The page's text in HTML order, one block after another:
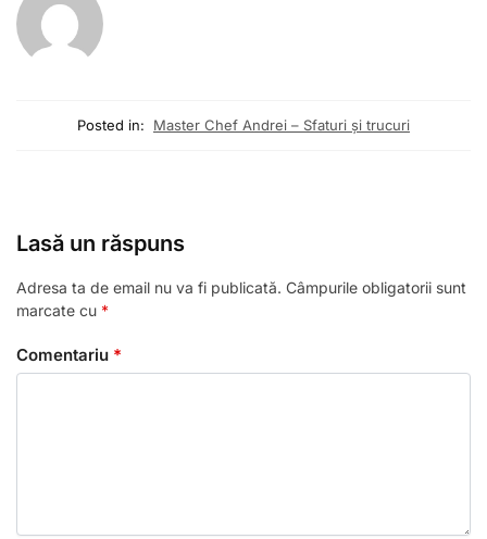
Posted in: Master Chef Andrei – Sfaturi și trucuri
Lasă un răspuns
Adresa ta de email nu va fi publicată. Câmpurile obligatorii sunt
marcate cu *
Comentariu *